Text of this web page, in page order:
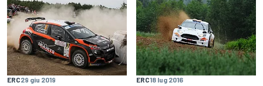
ERC29 giu 2019 ERC18 lug 2016